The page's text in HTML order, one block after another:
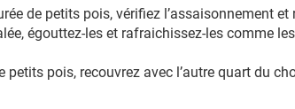
de petits pois, vérifiez l’assaisonnement
égouttez-les et rafraichissez-les comme
pois, recouvrez avec l’autre quart du